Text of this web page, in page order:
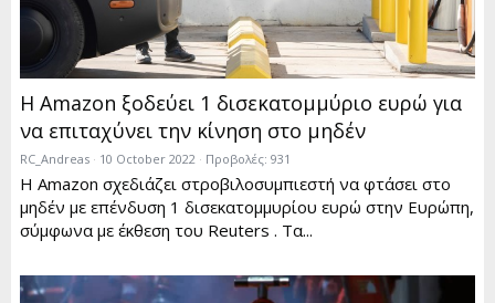
Η Amazon ξοδεύει 1 δισεκατομμύριο ευρώ για
να επιταχύνει την κίνηση στο μηδέν
RC_Andreas 10 October 2022 Προβολές: 931
Η Amazon σχεδιάζει στροβιλοσυμπιεστή να φτάσει στο
μηδέν με επένδυση 1 δισεκατομμυρίου ευρώ στην Ευρώπη,
σύμφωνα με έκθεση του Reuters . Τα...